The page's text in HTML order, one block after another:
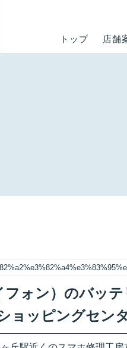
トップ 店舗
ォン）のバッ
ョッピングセン